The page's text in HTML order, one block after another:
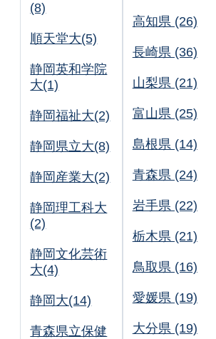
(8)
順天堂大(5)
静岡英和学院
大(1)
静岡福祉大(2)
静岡県立大(8)
静岡産業大(2)
静岡理工科大
(2)
静岡文化芸術
大(4)
静岡大(14)
青森県立保健
高知県 (26)
長崎県 (36)
山梨県 (21)
富山県 (25)
島根県 (14)
青森県 (24)
岩手県 (22)
栃木県 (21)
鳥取県 (16)
愛媛県 (19)
大分県 (19)